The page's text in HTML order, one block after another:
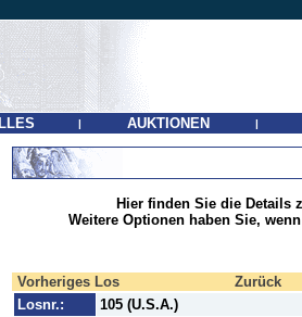
| AUKTIONEN |
Hier finden Sie die Details
Weitere Optionen haben Sie,
Vorheriges Los Zurück
Losnr.:
105 (U.S.A.)